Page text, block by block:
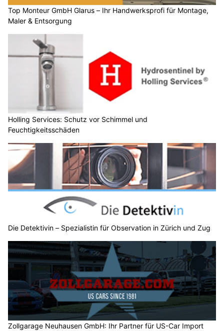
Top Monteur GmbH Glarus – Ihr Handwerksprofi für Montage,
Maler & Entsorgung
Holling Services: Schutz vor Schimmel und
Feuchtigkeitsschäden
Die Detektivin – Spezialistin für Observation in Zürich und Zug
Zollgarage Neuhausen GmbH: Ihr Partner für US-Car Import